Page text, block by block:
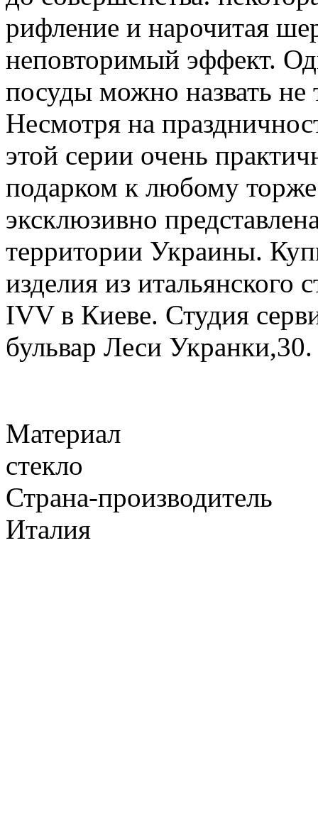
рифление и нарочитая
неповторимый эффект.
посуды можно назвать не
Несмотря на
этой серии очень
подарком к любому
эксклюзивно
территории Украины.
изделия из итальянского
IVV в Киеве. Студия
бульвар Леси
Материал
стекло
Страна-производитель
Италия